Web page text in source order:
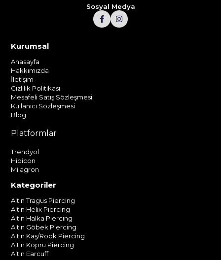
Sosyal Medya
Kurumsal
Anasayfa
Hakkımızda
İletişim
Gizlilik Politikası
Mesafeli Satış Sözleşmesi
Kullanıcı Sözleşmesi
Blog
Platformlar
Trendyol
Hipicon
Milagron
Kategoriler
Altın Tragus Piercing
Altın Helix Piercing
Altın Halka Piercing
Altın Göbek Piercing
Altın Kaş/Rook Piercing
Altın Köprü Piercing
Altın Earcuff